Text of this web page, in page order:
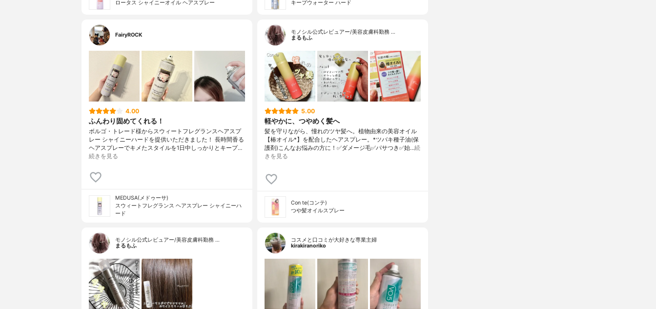
ロータス シャイニーオイル ヘアスプレー
キープウォーター ハード
FairyROCK
4.00
ふんわり固めてくれる！
ボルゴ・トレード様からスウィートフレグランスヘアスプ
レー シャイニーハードを提供いただきました！ 長時間香る
ヘアスプレーでキメたスタイルを1日中しっかりとキープ…
続きを見る
MEDUSA(メドゥーサ)
スウィートフレグランス ヘアスプレー シャイニーハ
ード
モノシル公式レビュアー/美容皮膚科勤務 …
まるもふ
5.00
軽やかに、つやめく髪へ
髪を守りながら、憧れのツヤ髪へ。植物由来の美容オイル
【椿オイル*】を配合したヘアスプレー。*ツバキ種子油(保
護剤)こんなお悩みの方に！✅ダメージ毛✅パサつき✅始…続
きを見る
Con te(コンテ)
つや髪オイルスプレー
モノシル公式レビュアー/美容皮膚科勤務 …
まるもふ
コスメと口コミが大好きな専業主婦
kirakiranoriko